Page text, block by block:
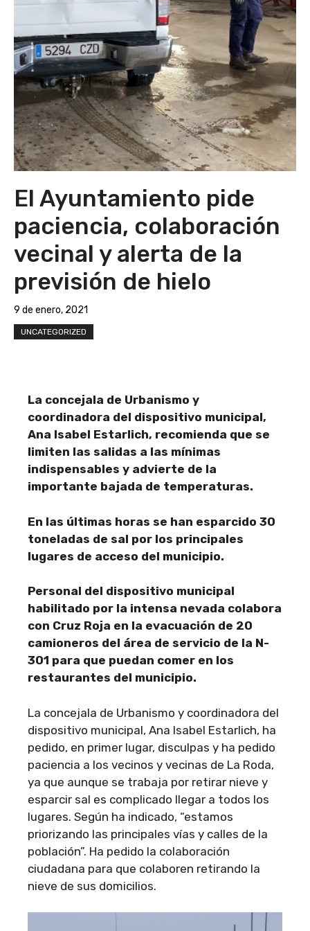
El Ayuntamiento pide
paciencia, colaboración
vecinal y alerta de la
previsión de hielo
9 de enero, 2021
UNCATEGORIZED
La concejala de Urbanismo y
coordinadora del dispositivo municipal,
Ana Isabel Estarlich, recomienda que se
limiten las salidas a las mínimas
indispensables y advierte de la
importante bajada de temperaturas.
En las últimas horas se han esparcido 30
toneladas de sal por los principales
lugares de acceso del municipio.
Personal del dispositivo municipal
habilitado por la intensa nevada colabora
con Cruz Roja en la evacuación de 20
camioneros del área de servicio de la N-
301 para que puedan comer en los
restaurantes del municipio.
La concejala de Urbanismo y coordinadora del
dispositivo municipal, Ana Isabel Estarlich, ha
pedido, en primer lugar, disculpas y ha pedido
paciencia a los vecinos y vecinas de La Roda,
ya que aunque se trabaja por retirar nieve y
esparcir sal es complicado llegar a todos los
lugares. Según ha indicado, “estamos
priorizando las principales vías y calles de la
población”. Ha pedido la colaboración
ciudadana para que colaboren retirando la
nieve de sus domicilios.